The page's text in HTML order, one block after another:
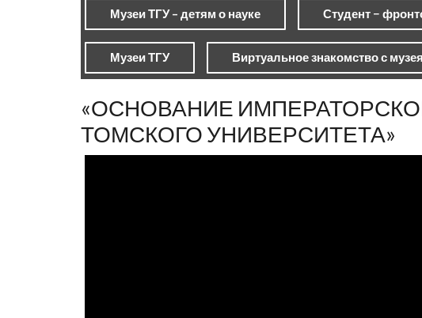
Музеи ТГУ – детям о науке Студент −
Музеи ТГУ Виртуальное знакомство с
«ОСНОВАНИЕ
ТОМСКОГО УНИВЕРСИТЕТА»